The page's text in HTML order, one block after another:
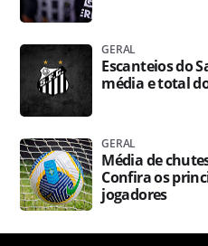
GERAL
Escanteios do
média e total
GERAL
Média de
Confira os
jogadores